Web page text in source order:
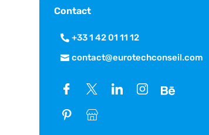
Contact
+33 1 42 01 11 12
contact@eurotechconseil.com